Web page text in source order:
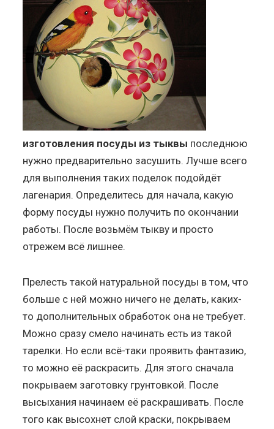
изготовления посуды из тыквы последнюю
нужно предварительно засушить. Лучше всего
для выполнения таких поделок подойдёт
лагенария. Определитесь для начала, какую
форму посуды нужно получить по окончании
работы. После возьмём тыкву и просто
отрежем всё лишнее.
Прелесть такой натуральной посуды в том, что
больше с ней можно ничего не делать, каких-
то дополнительных обработок она не требует.
Можно сразу смело начинать есть из такой
тарелки. Но если всё-таки проявить фантазию,
то можно её раскрасить. Для этого сначала
покрываем заготовку грунтовкой. После
высыхания начинаем её раскрашивать. После
того как высохнет слой краски, покрываем